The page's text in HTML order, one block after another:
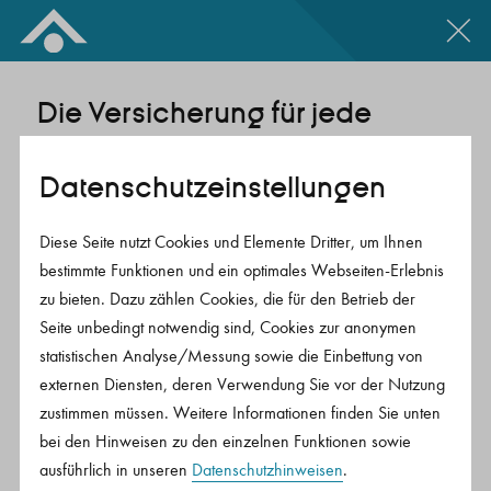
Zum Inhalt springen
Die Versicherung für jede
Bis zum Start der Rentenzahlung kannst du deine
Beiträge und somit deine spätere Rentenleistung
durch Beitragsanpassungen oder Zuzahlungen
erhöhen. Bei Phasen mit finanziellen Engpässen
kannst du aber auch eingreifen und entscheiden, ob
Beiträge minimiert, ausgesetzt oder Kapital
entnommen werden soll. Ruhestand früher oder
Datenschutz­einstellungen
Diese Seite nutzt Cookies und Elemente Dritter, um Ihnen
bestimmte Funktionen und ein optimales Webseiten-Erlebnis
zu bieten. Dazu zählen Cookies, die für den Betrieb der
Seite unbedingt notwendig sind, Cookies zur anonymen
statistischen Analyse/Messung sowie die Einbettung von
externen Diensten, deren Verwendung Sie vor der Nutzung
zustimmen müssen. Weitere Informationen finden Sie unten
bei den Hinweisen zu den einzelnen Funktionen sowie
ausführlich in unseren Datenschutzhinweisen.